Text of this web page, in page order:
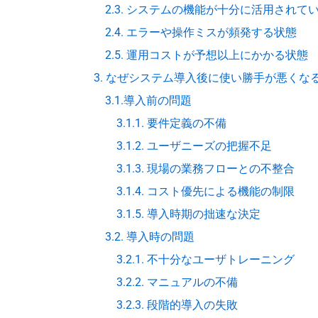
2.3. システムの機能が十分に活用されて
2.4. エラーや操作ミスが頻発する状態
2.5. 運用コストが予想以上にかかる状態
3. なぜシステム導入後に使い勝手が悪くな
3.1.導入前の問題
3.1.1. 要件定義の不備
3.1.2. ユーザニーズの把握不足
3.1.3. 現場の業務フローとの不整合
3.1.4. コスト優先による機能の制限
3.1.5. 導入時期の拙速な決定
3.2. 導入時の問題
3.2.1. 不十分なユーザトレーニング
3.2.2. マニュアルの不備
3.2.3. 段階的導入の失敗